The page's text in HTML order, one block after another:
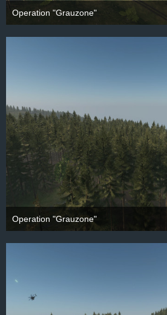
Operation "Grauzone"
28. September 2025
Operation "Grauzone"
28. September 2025